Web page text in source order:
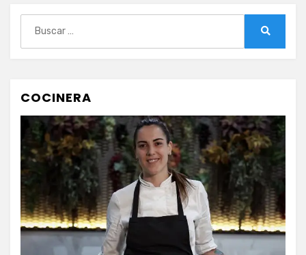
COCINERA